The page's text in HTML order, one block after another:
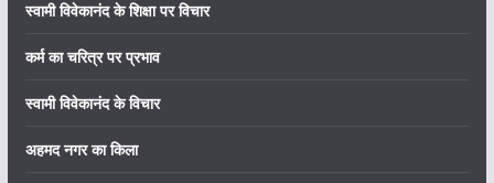
स्वामी विवेकानंद के शिक्षा पर विचार
कर्म का चरित्र पर प्रभाव
स्वामी विवेकानंद के विचार
अहमद नगर का किला